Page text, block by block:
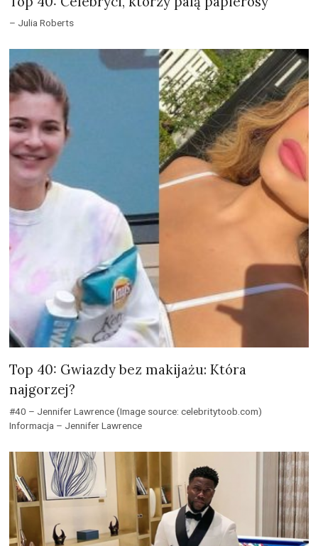
– Julia Roberts
Top 40: Gwiazdy bez makijażu: Która
najgorzej?
#40 – Jennifer Lawrence (Image source: celebritytoob.com)
Informacja – Jennifer Lawrence